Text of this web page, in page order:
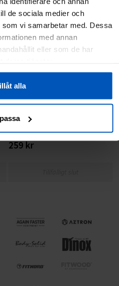
de sociala medier och
vi samarbetar med. Dessa
med annan
eller som de har
alla
FitNord Kork Yogamatta, Rosa
259 kr